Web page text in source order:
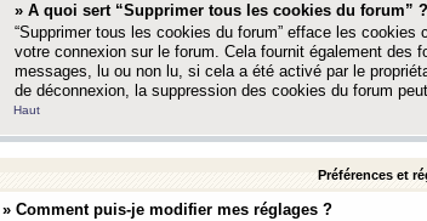
» A quoi sert “Supprimer tous les cookies du forum” ?
“Supprimer tous les cookies du forum” efface les
votre connexion sur le forum. Cela fournit également des
messages, lu ou non lu, si cela a été activé par le
de déconnexion, la suppression des cookies du forum
Haut
Préférences et
» Comment puis-je modifier mes réglages ?